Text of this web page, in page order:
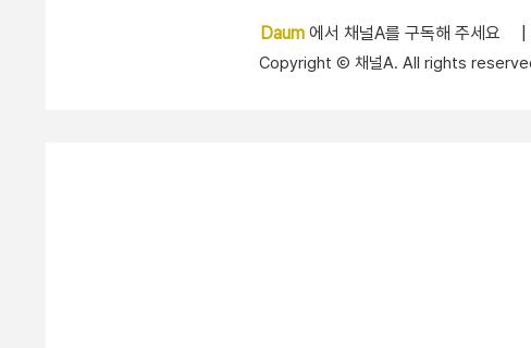
Daum 에서 채널A를 구독해 주세요
Copyright Ⓒ 채널A. All rights reserved.